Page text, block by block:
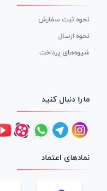
نحوه ثبت سفارش
نحوه ارسال
شیوه‌های پرداخت
ما را دنبال کنید
نمادهای اعتماد